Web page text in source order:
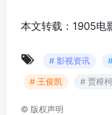
本文转载：1905电
# 影视资讯
# 王俊凯
# 贾樟柯
© 版权声明